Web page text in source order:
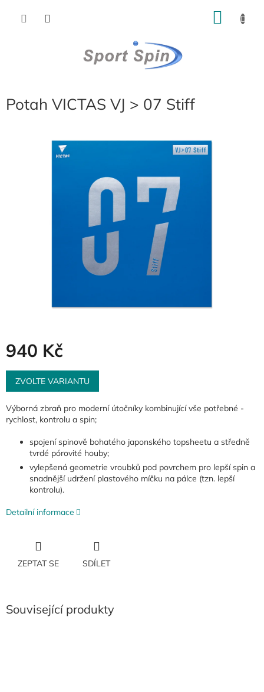
Potah VICTAS VJ > 07 Stiff
940 Kč
Měrná
cena:
ZVOLTE VARIANTU
Výborná zbraň pro moderní útočníky kombinující vše potřebné -
rychlost, kontrolu a spin;
spojení spinově bohatého japonského topsheetu a středně
tvrdé pórovité houby;
vylepšená geometrie vroubků pod povrchem pro lepší spin a
snadnější udržení plastového míčku na pálce (tzn. lepší
kontrolu).
Detailní informace
ZEPTAT SE SDÍLET
Související produkty